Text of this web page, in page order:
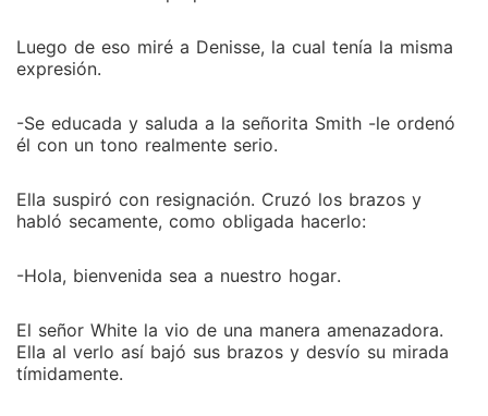
Luego de eso miré a Denisse, la cual tenía la misma
expresión.
-Se educada y saluda a la señorita Smith -le ordenó
él con un tono realmente serio.
Ella suspiró con resignación. Cruzó los brazos y
habló secamente, como obligada hacerlo:
-Hola, bienvenida sea a nuestro hogar.
El señor White la vio de una manera amenazadora.
Ella al verlo así bajó sus brazos y desvío su mirada
tímidamente.